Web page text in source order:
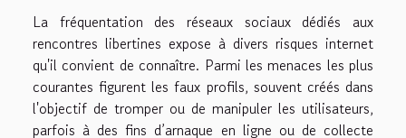
La fréquentation des réseaux sociaux dédiés aux
rencontres libertines expose à divers risques internet
qu'il convient de connaître. Parmi les menaces les plus
courantes figurent les faux profils, souvent créés dans
l'objectif de tromper ou de manipuler les utilisateurs,
parfois à des fins d’arnaque en ligne ou de collecte